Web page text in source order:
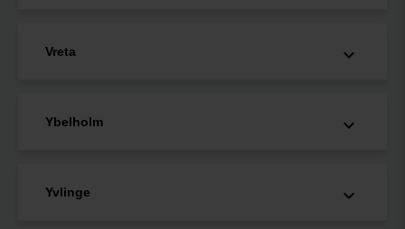
Vreta
Ybelholm
Yvlinge